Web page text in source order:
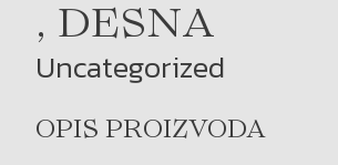
, DESNA
Uncategorized
OPIS PROIZVODA